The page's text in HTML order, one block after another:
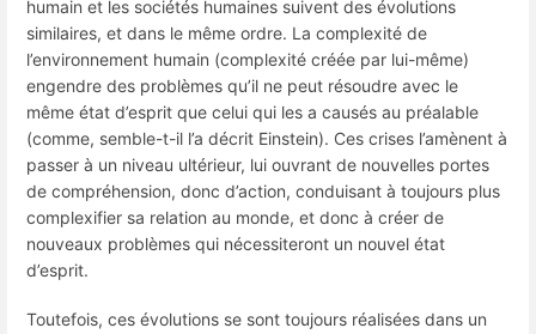
humain et les sociétés humaines suivent des évolutions
similaires, et dans le même ordre. La complexité de
l’environnement humain (complexité créée par lui-même)
engendre des problèmes qu’il ne peut résoudre avec le
même état d’esprit que celui qui les a causés au préalable
(comme, semble-t-il l’a décrit Einstein). Ces crises l’amènent à
passer à un niveau ultérieur, lui ouvrant de nouvelles portes
de compréhension, donc d’action, conduisant à toujours plus
complexifier sa relation au monde, et donc à créer de
nouveaux problèmes qui nécessiteront un nouvel état
d’esprit.
Toutefois, ces évolutions se sont toujours réalisées dans un